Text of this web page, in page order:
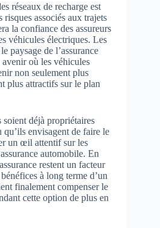
réseaux de recharge est
associés aux trajets
la confiance des assureurs
véhicules électriques. Les
paysage de l’assurance
où les véhicules
non seulement plus
plus attractifs sur le plan
soient déjà propriétaires
envisagent de faire le
un œil attentif sur les
automobile. En
restent un facteur
à long terme d’un
finalement compenser le
cette option de plus en